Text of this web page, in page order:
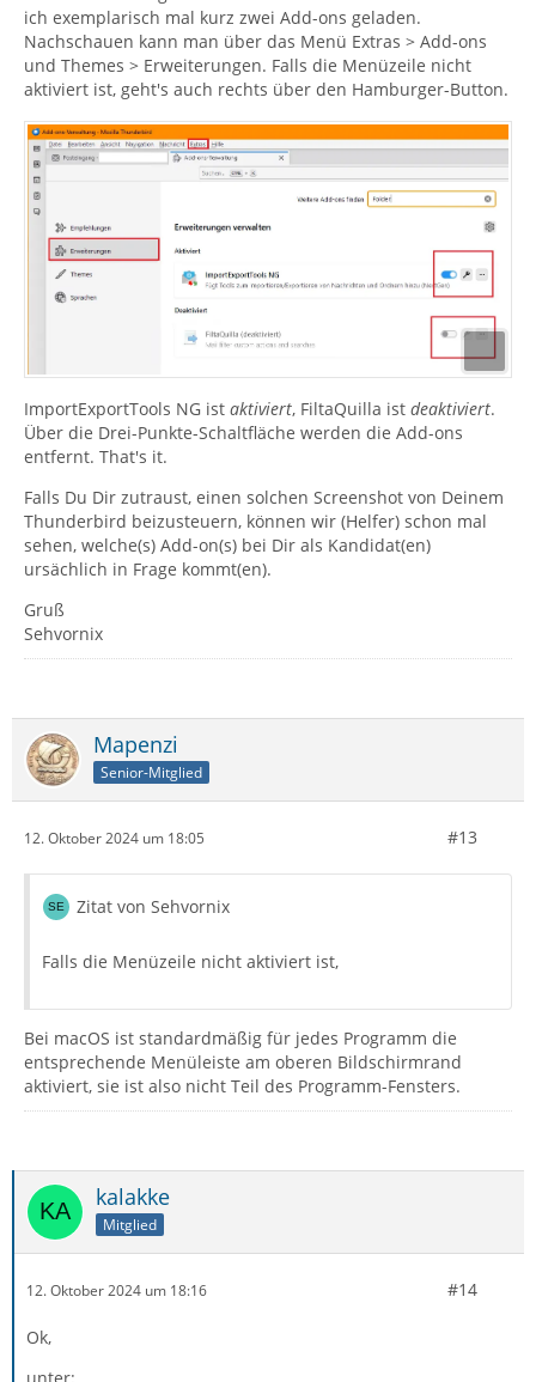
ich exemplarisch mal kurz zwei Add-ons geladen.
Nachschauen kann man über das Menü Extras > Add-ons
und Themes > Erweiterungen. Falls die Menüzeile nicht
aktiviert ist, geht's auch rechts über den Hamburger-Button.
ImportExportTools NG ist aktiviert, FiltaQuilla ist deaktiviert.
Über die Drei-Punkte-Schaltfläche werden die Add-ons
entfernt. That's it.
Falls Du Dir zutraust, einen solchen Screenshot von Deinem
Thunderbird beizusteuern, können wir (Helfer) schon mal
sehen, welche(s) Add-on(s) bei Dir als Kandidat(en)
ursächlich in Frage kommt(en).
Gruß
Sehvornix
Mapenzi
Senior-Mitglied
12. Oktober 2024 um 18:05 #13
Zitat von Sehvornix
Falls die Menüzeile nicht aktiviert ist,
Bei macOS ist standardmäßig für jedes Programm die
entsprechende Menüleiste am oberen Bildschirmrand
aktiviert, sie ist also nicht Teil des Programm-Fensters.
kalakke
Mitglied
12. Oktober 2024 um 18:16 #14
Ok,